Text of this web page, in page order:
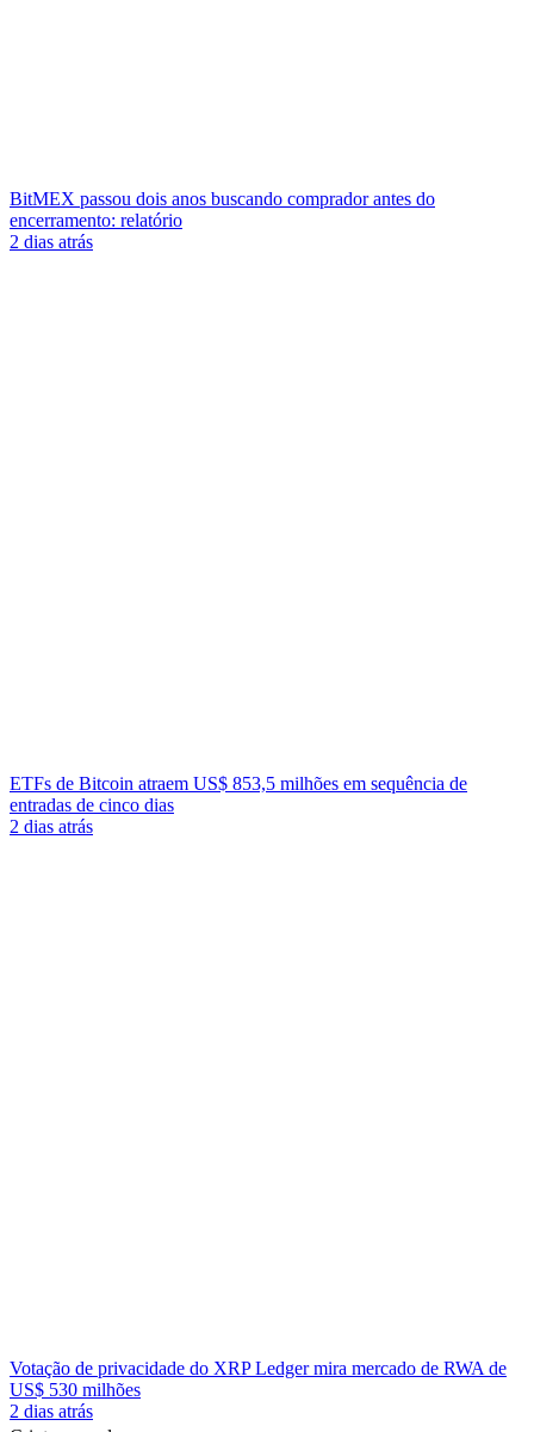
BitMEX passou dois anos buscando comprador antes do
encerramento: relatório
2 dias atrás
ETFs de Bitcoin atraem US$ 853,5 milhões em sequência de
entradas de cinco dias
2 dias atrás
Votação de privacidade do XRP Ledger mira mercado de RWA de
US$ 530 milhões
2 dias atrás